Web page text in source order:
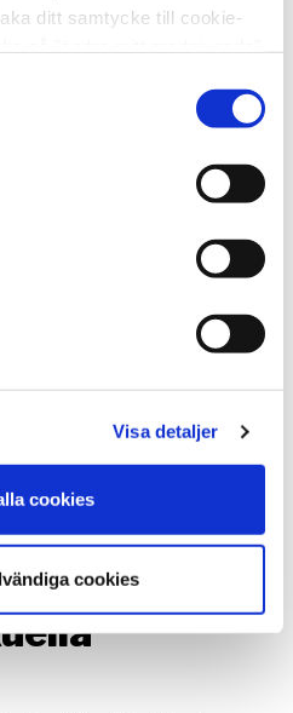
ditt samtycke till cookie-
Visa detaljer
cookies
cookies
vuxna om sexuella
i Kambodja om
arbete och hur de ändå har
utmaningar […]
filtar hjälper